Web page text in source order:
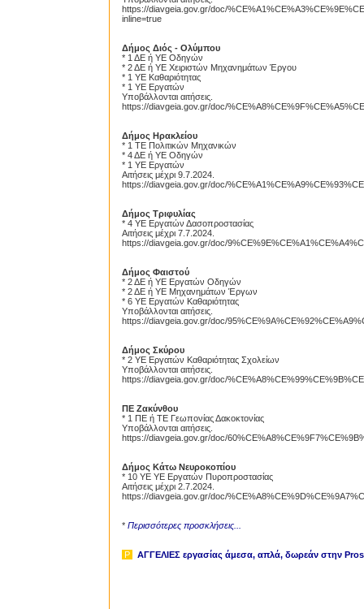
https://diavgeia.gov.gr/doc/
inline=true
Δήμος Διός - Ολύμπου
* 1 ΔΕ ή ΥΕ Οδηγών
* 2 ΔΕ ή ΥΕ Χειριστών Μηχανημάτων Έργου
* 1 ΥΕ Καθαριότητας
* 1 ΥΕ Εργατών
Υποβάλλονται αιτήσεις.
https://diavgeia.gov.gr/doc/
Δήμος Ηρακλείου
* 1 ΤΕ Πολιτικών Μηχανικών
* 4 ΔΕ ή ΥΕ Οδηγών
* 1 ΥΕ Εργατών
Αιτήσεις μέχρι 9.7.2024.
https://diavgeia.gov.gr/doc/
Δήμος Τριφυλίας
* 4 ΥΕ Εργατών Δασοπροστασίας
Αιτήσεις μέχρι 7.7.2024.
https://diavgeia.gov.gr/doc/
Δήμος Φαιστού
* 2 ΔΕ ή ΥΕ Εργατών Οδηγών
* 2 ΔΕ ή ΥΕ Μηχανημάτων Έργων
* 6 ΥΕ Εργατών Καθαριότητας
Υποβάλλονται αιτήσεις.
https://diavgeia.gov.gr/doc/
Δήμος Σκύρου
* 2 ΥΕ Εργατών Καθαριότητας Σχολείων
Υποβάλλονται αιτήσεις.
https://diavgeia.gov.gr/doc/
ΠΕ Ζακύνθου
* 1 ΠΕ ή ΤΕ Γεωπονίας Δακοκτονίας
Υποβάλλονται αιτήσεις.
https://diavgeia.gov.gr/doc/
Δήμος Κάτω Νευροκοπίου
* 10 ΥΕ ΥΕ Εργατών Πυροπροστασίας
Αιτήσεις μέχρι 2.7.2024.
https://diavgeia.gov.gr/doc/
* Περισσότερες προσκλήσεις...
P ΑΓΓΕΛΙΕΣ εργασίας άμεσα, απλά, δωρεάν στην